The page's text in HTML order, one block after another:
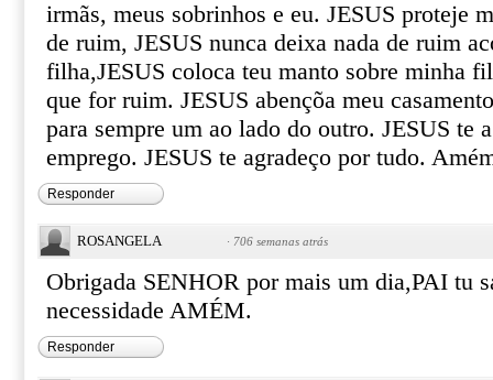
irmãs, meus sobrinhos e eu. JESUS proteje
de ruim, JESUS nunca deixa nada de ruim
filha,JESUS coloca teu manto sobre minha
que for ruim. JESUS abençõa meu
para sempre um ao lado do outro. JESUS te
emprego. JESUS te agradeço por tudo.
Responder
ROSANGELA · 706 semanas atrás
Obrigada SENHOR por mais um dia,PAI tu
necessidade AMÉM.
Responder